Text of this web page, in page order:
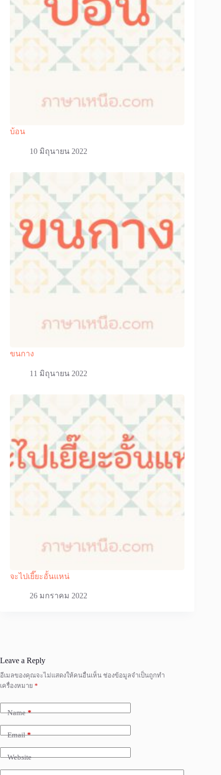
บ้อน
10 มิถุนายน 2022
ขนกาง
11 มิถุนายน 2022
จะไปเยี๊ยะอั้นแหน่
26 มกราคม 2022
Leave a Reply
อีเมลของคุณจะไม่แสดงให้คนอื่นเห็น ช่องข้อมูลจำเป็นถูกทำ
เครื่องหมาย *
Name*
Email*
Website